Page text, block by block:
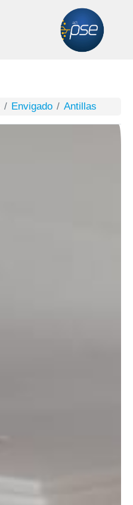
Envigado Antillas